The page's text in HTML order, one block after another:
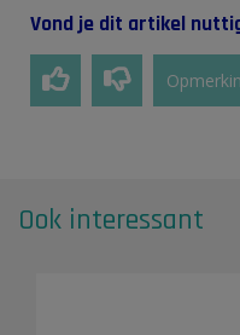
Vond je dit artikel
Ook interessant